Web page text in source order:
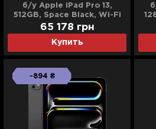
б/у Apple iPad Pro 13,
512GB, Space Black, Wi-Fi
(M5) (MDYL4) (2025)
Купить
65 178 грн
-894 ₴